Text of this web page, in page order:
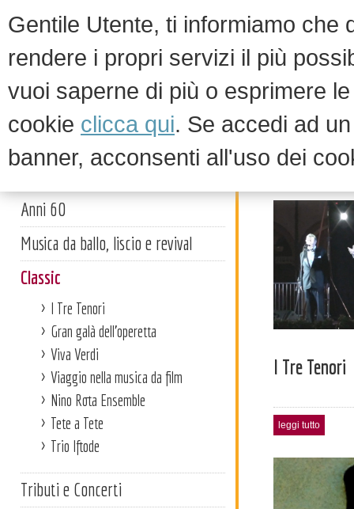
Gentile Utente, ti informiamo che
rendere i propri servizi il più
vuoi saperne di più o esprimere
cookie clicca qui. Se accedi ad
banner, acconsenti all'uso dei
Artisti
Anni 60
Musica da ballo, liscio e revival
Classic
I Tre Tenori
Gran galà dell'operetta
Viva Verdi
Viaggio nella musica da film
Nino Rota Ensemble
Tete a Tete
Trio Iftode
Tributi e Concerti
Classic
I Tre Tenori
leggi tutto